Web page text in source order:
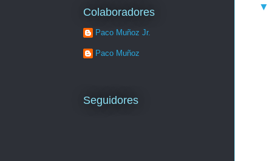
Colaboradores
Paco Muñoz Jr.
Paco Muñoz
Seguidores